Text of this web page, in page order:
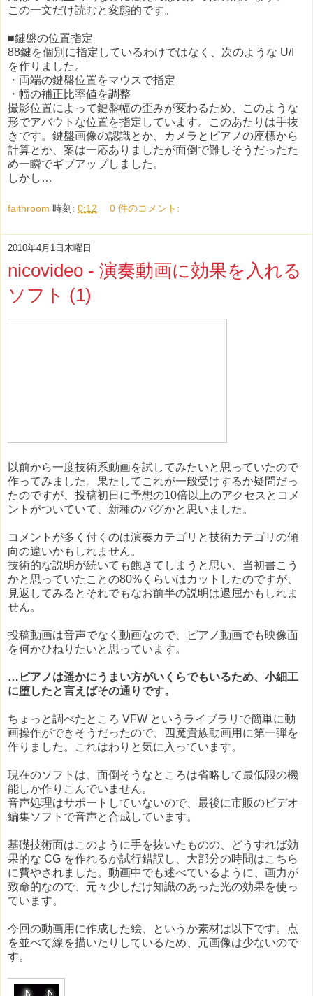
この一文だけ読むと変態的です。
■鍵盤の位置指定
88鍵を個別に指定しているわけではなく、次のような U/I
を作りました。
・両端の鍵盤位置をマウスで指定
・幅の補正比率値を調整
撮影位置によって鍵盤幅の歪みが変わるため、このような
形でアバウトな位置を指定しています。このあたりは手抜
きです。鍵盤画像の認識とか、カメラとピアノの座標から
計算とか、案は一応ありましたが面倒で難しそうだったた
め一瞬でギブアップしました。
しかし…
faithroom 時刻: 0:12 0 件のコメント:
2010年4月1日木曜日
nicovideo - 演奏動画に効果を入れる
ソフト (1)
以前から一度技術系動画を試してみたいと思っていたので
作ってみました。果たしてこれが一般受けするか疑問だっ
たのですが、投稿初日に予想の10倍以上のアクセスとコメ
ントがついていて、新種のバグかと思いました。
コメントが多く付くのは演奏カテゴリと技術カテゴリの傾
向の違いかもしれません。
技術的な説明が続いても飽きてしまうと思い、当初書こう
かと思っていたことの80%くらいはカットしたのですが、
見返してみるとそれでもなお前半の説明は退屈かもしれま
せん。
投稿動画は音声でなく動画なので、ピアノ動画でも映像面
を何かひねりたいと思っています。
…ピアノは遥かにうまい方がいくらでもいるため、小細工
に堕したと言えばその通りです。
ちょっと調べたところ VFW というライブラリで簡単に動
画操作ができそうだったので、四魔貴族動画用に第一弾を
作りました。これはわりと気に入っています。
現在のソフトは、面倒そうなところは省略して最低限の機
能しか作りこんでいません。
音声処理はサポートしていないので、最後に市販のビデオ
編集ソフトで音声と合成しています。
基礎技術面はこのように手を抜いたものの、どうすれば効
果的な CG を作れるか試行錯誤し、大部分の時間はこちら
に費やされました。動画中でも述べているように、画力が
致命的なので、元々少しだけ知識のあった光の効果を使っ
ています。
今回の動画用に作成した絵、というか素材は以下です。点
を並べて線を描いたりしているため、元画像は少ないので
す。